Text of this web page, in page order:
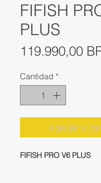
FIFISH
PLUS
119.990,00
Cantidad *
Agregar al
FIFISH PRO V6 PLUS